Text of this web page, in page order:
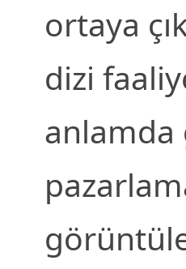
ortaya
dizi
anlamda